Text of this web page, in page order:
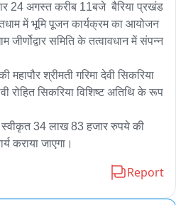
24 अगस्त करीब 11बजे  बैरिया प्रखंड
में भूमि पूजन कार्यक्रम का आयोजन
जीर्णोद्वार समिति के तत्वावधान में संपन्न
श्रीमती गरिमा देवी सिकरिया
रोहित सिकरिया विशिष्ट अतिथि के रूप
स्वीकृत 34 लाख 83 हजार रुपये की
कराया जाएगा।
Report